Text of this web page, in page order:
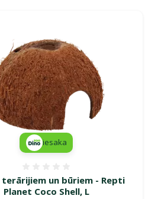
terārijiem un būriem - Repti
Planet Coco Shell, L
iesaka